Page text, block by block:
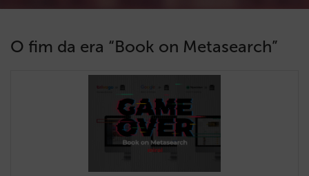
O fim da era “Book on Metasearch”